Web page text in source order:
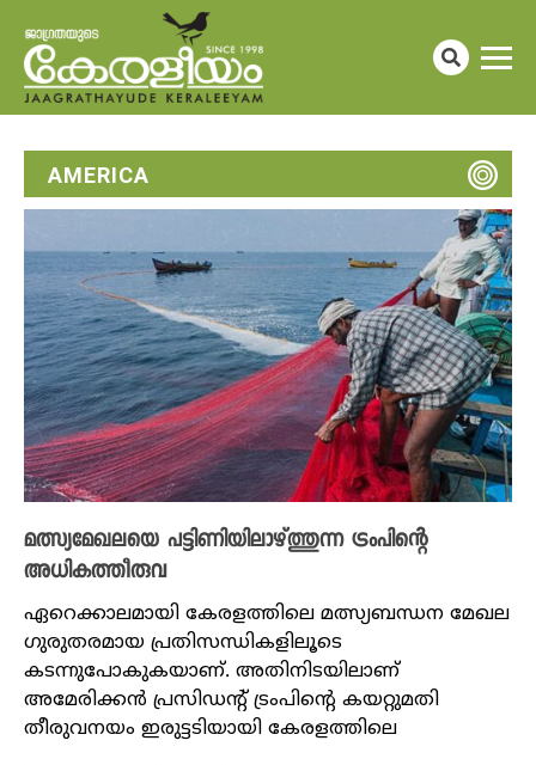
AMERICA
മത്സ്യമേഖലയെ പട്ടിണിയിലാഴ്ത്തുന്ന ട്രംപിന്റെ
അധികത്തീരുവ
ഏറെക്കാലമായി കേരളത്തിലെ മത്സ്യബന്ധന മേഖല
ഗുരുതരമായ പ്രതിസന്ധികളിലൂടെ
കടന്നുപോകുകയാണ്. അതിനിടയിലാണ്
അമേരിക്കൻ പ്രസിഡന്റ് ട്രംപിന്റെ കയറ്റുമതി
തീരുവനയം ഇരുട്ടടിയായി കേരളത്തിലെ